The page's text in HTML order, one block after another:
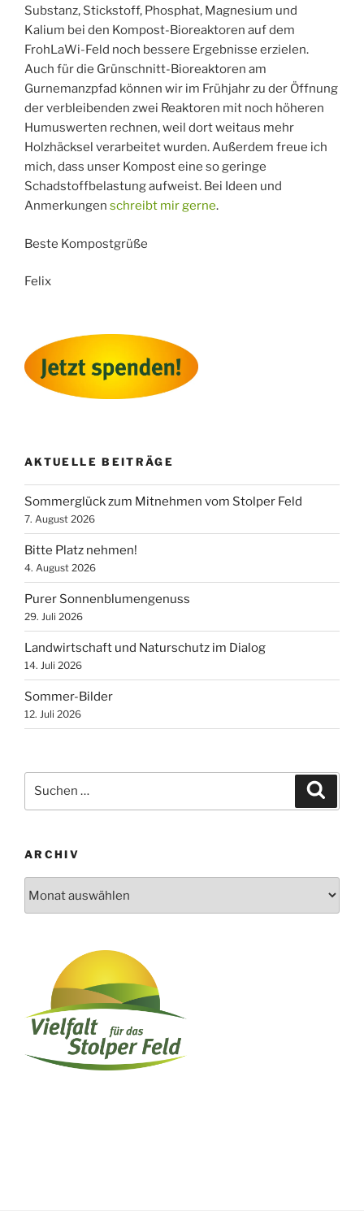
Substanz, Stickstoff, Phosphat, Magnesium und
Kalium bei den Kompost-Bioreaktoren auf dem
FrohLaWi-Feld noch bessere Ergebnisse erzielen.
Auch für die Grünschnitt-Bioreaktoren am
Gurnemanzpfad können wir im Frühjahr zu der Öffnung
der verbleibenden zwei Reaktoren mit noch höheren
Humuswerten rechnen, weil dort weitaus mehr
Holzhäcksel verarbeitet wurden. Außerdem freue ich
mich, dass unser Kompost eine so geringe
Schadstoffbelastung aufweist. Bei Ideen und
Anmerkungen schreibt mir gerne.
Beste Kompostgrüße
Felix
AKTUELLE BEITRÄGE
Sommerglück zum Mitnehmen vom Stolper Feld
7. August 2026
Bitte Platz nehmen!
4. August 2026
Purer Sonnenblumengenuss
29. Juli 2026
Landwirtschaft und Naturschutz im Dialog
14. Juli 2026
Sommer-Bilder
12. Juli 2026
nach:
ARCHIV